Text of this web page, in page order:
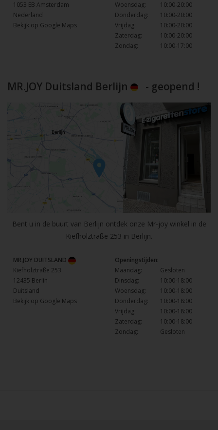
1053 EB Amsterdam
Nederland
Bekijk op Google Maps
Woensdag:
10:00-20:00
Donderdag:
10:00-20:00
Vrijdag:
10:00-20:00
Zaterdag:
10:00-20:00
Zondag:
10:00-17:00
MR.JOY Duitsland Berlijn - geopend !
Bent u in de buurt van Berlijn ontdek onze Mr-joy winkel in de
Kiefholztraße 253 in Berlijn.
MR.JOY DUITSLAND
Kiefholztraße 253
12435 Berlin
Duitsland
Bekijk op Google Maps
Openingstijden:
Maandag:
Gesloten
Dinsdag:
10:00-18:00
Woensdag:
10:00-18:00
Donderdag:
10:00-18:00
Vrijdag:
10:00-18:00
Zaterdag:
10:00-18:00
Zondag:
Gesloten